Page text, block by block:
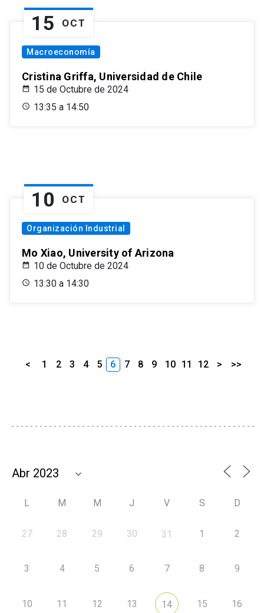
15 OCT
Macroeconomía
Cristina Griffa, Universidad de Chile
15 de Octubre de 2024
13:35 a 14:50
10 OCT
Organización Industrial
Mo Xiao, University of Arizona
10 de Octubre de 2024
13:30 a 14:30
< 1 2 3 4 5 6 7 8 9 10 11 12 > >>
L M M J V S D
27 28 29 30 31 1 2
3 4 5 6 7 8 9
10 11 12 13 14 15 16